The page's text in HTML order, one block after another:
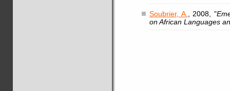
Soubrier, A. , 2008, "
on African Languages